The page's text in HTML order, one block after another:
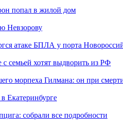
попал в жилой дом
Невзорову
атаке БПЛА у порта
с семьей хотят выдворить из РФ
морпеха Гилмана: он при
Екатеринбурге
собрали все подробности